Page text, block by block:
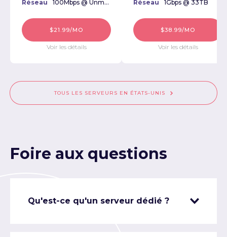
Réseau 100Mbps @ Unmetered
$21.99/MO
Voir les détails
Réseau 1Gbps @ 33TB
$38.99/MO
Voir les détails
TOUS LES SERVEURS EN ÉTATS-UNIS
Foire aux questions
Qu'est-ce qu'un serveur dédié ?